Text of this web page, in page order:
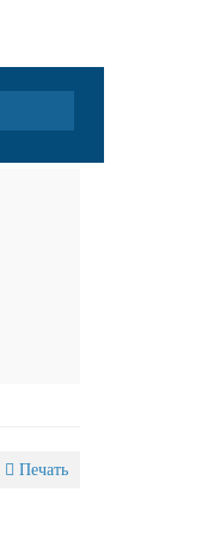
Печать